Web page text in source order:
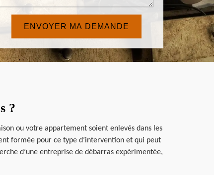
?
ou votre appartement soient enlevés dans les
formée pour ce type d’intervention et qui peut
d’une entreprise de débarras expérimentée,